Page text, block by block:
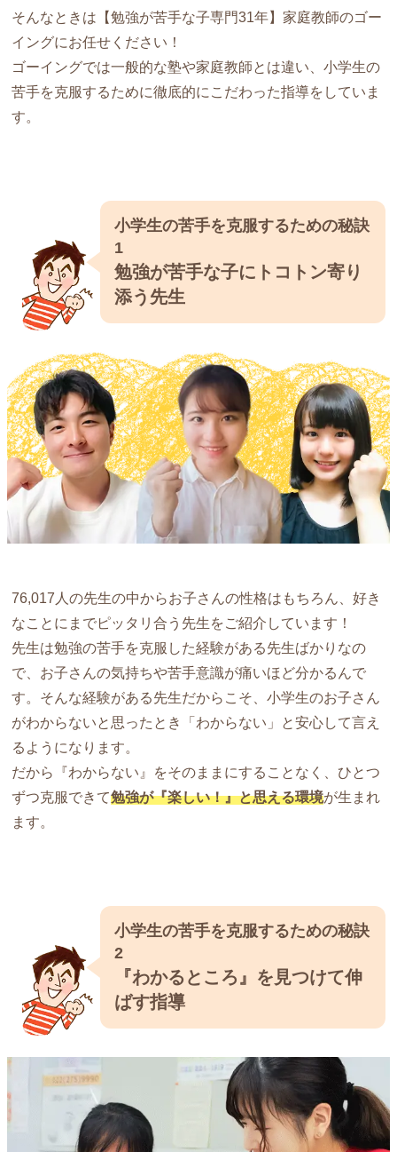
そんなときは【勉強が苦手な子専門31年】家庭教師のゴー
イングにお任せください！
ゴーイングでは一般的な塾や家庭教師とは違い、小学生の
苦手を克服するために徹底的にこだわった指導をしていま
す。
小学生の苦手を克服するための秘訣
1
勉強が苦手な子にトコトン寄り
添う先生
76,017人の先生の中からお子さんの性格はもちろん、好き
なことにまでピッタリ合う先生をご紹介しています！
先生は勉強の苦手を克服した経験がある先生ばかりなの
で、お子さんの気持ちや苦手意識が痛いほど分かるんで
す。そんな経験がある先生だからこそ、小学生のお子さん
がわからないと思ったとき「わからない」と安心して言え
るようになります。
だから『わからない』をそのままにすることなく、ひとつ
ずつ克服できて勉強が『楽しい！』と思える環境が生まれ
ます。
小学生の苦手を克服するための秘訣
2
『わかるところ』を見つけて伸
ばす指導